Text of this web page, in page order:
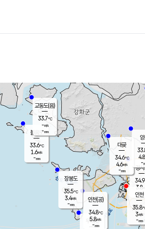
무의도
볼음도
33.6℃
1.6m/s
-mm
장봉도
35.5℃
3.4m/s
-mm
경서
34.9
3.8
-mm
대곶
34.6℃
4.6m/s
-mm
4.8
-
인천(공)
34.8℃
5.8m/s
-mm
교동도(음)
33.7℃
-m/s
-mm
인천
35.8
3m/s
-mm